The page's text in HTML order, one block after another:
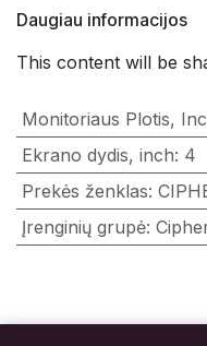
Daugiau informacijos
This content will be
Monitoriaus Plotis,
Ekrano dydis, inch: 4
Prekės ženklas:
Įrenginių grupė: